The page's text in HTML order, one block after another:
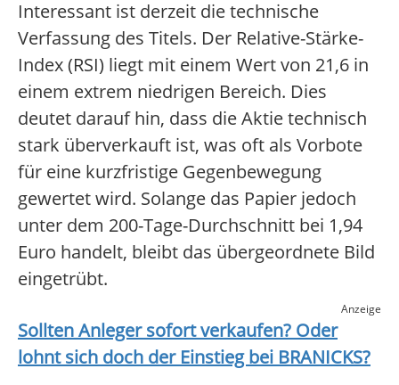
Interessant ist derzeit die technische
Verfassung des Titels. Der Relative-Stärke-
Index (RSI) liegt mit einem Wert von 21,6 in
einem extrem niedrigen Bereich. Dies
deutet darauf hin, dass die Aktie technisch
stark überverkauft ist, was oft als Vorbote
für eine kurzfristige Gegenbewegung
gewertet wird. Solange das Papier jedoch
unter dem 200-Tage-Durchschnitt bei 1,94
Euro handelt, bleibt das übergeordnete Bild
eingetrübt.
Anzeige
Sollten Anleger sofort verkaufen? Oder
lohnt sich doch der Einstieg bei BRANICKS?